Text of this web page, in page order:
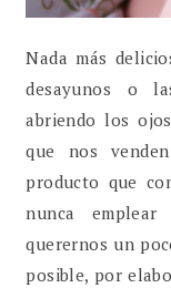
Nada más
desayunos o
abriendo los
que nos
producto que
nunca
querernos un
posible, por